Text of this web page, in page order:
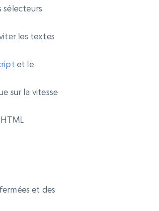
sélecteurs
les textes
et le
sur la vitesse
et des